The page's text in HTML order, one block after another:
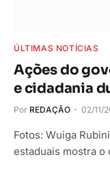
ÚLTIMAS NOTÍCIAS
Ações do
e cidadania
Por REDAÇÃO 02/11/
Fotos: Wuiga
estaduais mostra